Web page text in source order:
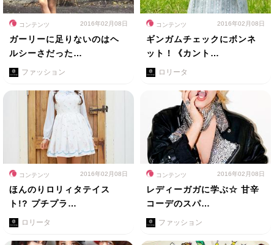
コンテンツ 2016年02月08日
ガーリーに足りないのはヘ
ルシーさだった…
ファッション
コンテンツ 2016年02月08日
ギンガムチェックにボンネ
ット！《カント…
ロリータ
コンテンツ 2016年02月08日
ほんのりロリィタテイス
ト!? プチプラ…
ロリータ
コンテンツ 2016年02月08日
レディーガガに学ぶ☆ 甘辛
コーデのスパ…
ファッション